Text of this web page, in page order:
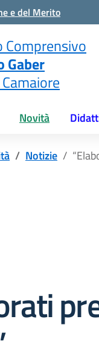
e del Merito
Comprensivo
Gaber
Novità
Notizie